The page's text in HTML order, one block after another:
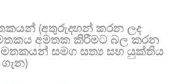
(අතුරුදහන් කරන ලද
අමතක කිරීමට බල කරන
මතකයන් සමග සත්‍ය සහ යුක්තිය